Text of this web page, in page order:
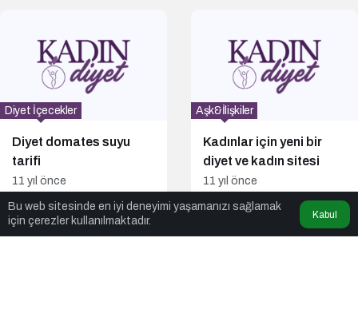
Diyet domates suyu
tarifi
Diyet İçecekler
11 yıl önce
Kadınlar için yeni bir
diyet ve kadın sitesi
Aşk&İlişkiler
11 yıl önce
Bu web sitesinde en iyi deneyimi yaşamanızı sağlamak
için çerezler kullanılmaktadır.
Kabul